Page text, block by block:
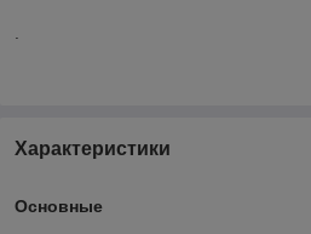
Характеристики
Основные